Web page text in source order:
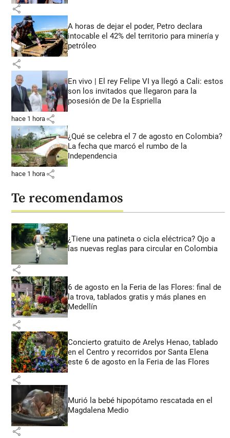
share
A horas de dejar el poder, Petro declara
intocable el 42% del territorio para minería y
petróleo
share
En vivo | El rey Felipe VI ya llegó a Cali: estos
son los invitados que llegaron para la
posesión de De la Espriella
hace 1 hora share
¿Qué se celebra el 7 de agosto en Colombia?
La fecha que marcó el rumbo de la
Independencia
hace 1 hora share
Te recomendamos
¿Tiene una patineta o cicla eléctrica? Ojo a
las nuevas reglas para circular en Colombia
share
6 de agosto en la Feria de las Flores: final de
la trova, tablados gratis y más planes en
Medellín
share
Concierto gratuito de Arelys Henao, tablado
en el Centro y recorridos por Santa Elena
este 6 de agosto en la Feria de las Flores
share
Murió la bebé hipopótamo rescatada en el
Magdalena Medio
share